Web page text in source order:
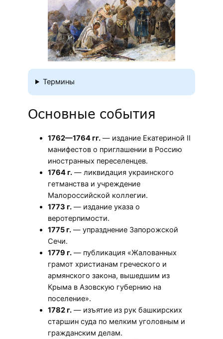
Термины
Основные события
1762—1764 гг. — издание Екатериной II
манифестов о приглашении в Россию
иностранных переселенцев.
1764 г. — ликвидация украинского
гетманства и учреждение
Малороссийской коллегии.
1773 г. — издание указа о
веротерпимости.
1775 г. — упразднение Запорожской
Сечи.
1779 г. — публикация «Жалованных
грамот христианам греческого и
армянского закона, вышедшим из
Крыма в Азовскую губернию на
поселение».
1782 г. — изъятие из рук башкирских
старшин суда по мелким уголовным и
гражданским делам.